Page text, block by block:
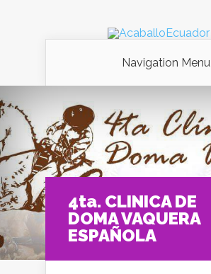
Navigation Menu
4ta. CLINICA DE
DOMA VAQUERA
ESPAÑOLA